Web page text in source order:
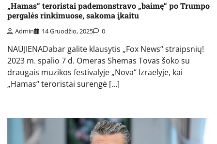
„Hamas“ teroristai pademonstravo „baimę“ po Trumpo
pergalės rinkimuose, sakoma įkaitu
Admin 14 Gruodžio, 2025 0
NAUJIENADabar galite klausytis „Fox News“ straipsnių!
2023 m. spalio 7 d. Omeras Shemas Tovas šoko su
draugais muzikos festivalyje „Nova“ Izraelyje, kai
„Hamas“ teroristai surengė […]